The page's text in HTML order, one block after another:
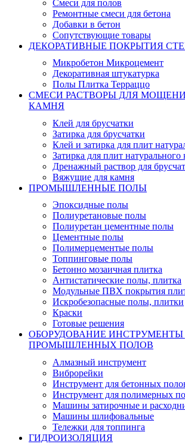
Смеси для полов
Ремонтные смеси для бетона
Добавки в бетон
Сопутствующие товары
ДЕКОРАТИВНЫЕ ПОКРЫТИЯ
Микробетон Микроцемент
Декоративная штукатурка
Полы Плитка Терраццо
СМЕСИ РАСТВОРЫ ДЛЯ
КАМНЯ
Клей для брусчатки
Затирка для брусчатки
Клей и затирка для плит
Затирка для плит натурального
Дренажный раствор для
Вяжущие для камня
ПРОМЫШЛЕННЫЕ ПОЛЫ
Эпоксидные полы
Полиуретановые полы
Полиуретан цементные полы
Цементные полы
Полимерцементые полы
Топпинговые полы
Бетонно мозаичная плитка
Антистатические полы, плитка
Модульные ПВХ покрытия
Искробезопасные полы, плитки
Краски
Готовые решения
ОБОРУДОВАНИЕ ИНСТРУМЕНТЫ
ПРОМЫШЛЕННЫХ ПОЛОВ
Алмазный инструмент
Виброрейки
Инструмент для бетонных
Инструмент для полимерных
Машины затирочные и
Машины шлифовальные
Тележки для топпинга
ГИДРОИЗОЛЯЦИЯ